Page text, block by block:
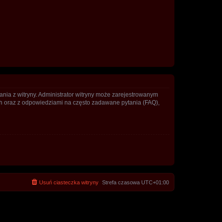
z witryny. Administrator witryny może zarejestrowanym
z odpowiedziami na często zadawane pytania (FAQ),
Strefa czasowa UTC+01:00
Usuń ciasteczka witryny